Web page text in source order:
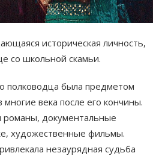
историческая личность,
со школьной скамьи.
полководца была предметом
века после его кончины.
документальные
художественные фильмы.
незаурядная судьба